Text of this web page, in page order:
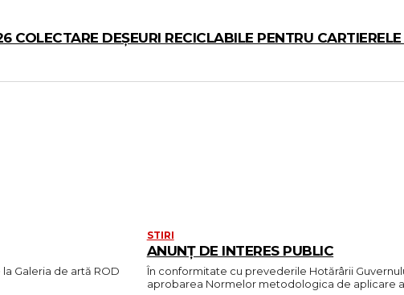
COLECTARE DEȘEURI RECICLABILE PENTRU
Galeria de artă ROD
STIRI
ANUNȚ DE INTERES PUBLIC
În conformitate cu prevederile Hotărârii
aprobarea Normelor metodologica de aplicare